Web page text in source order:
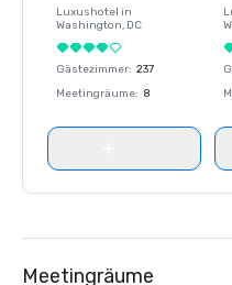
Luxushotel in
Washington, DC
Gästezimmer: 237
Meetingräume: 8
Meetingräume